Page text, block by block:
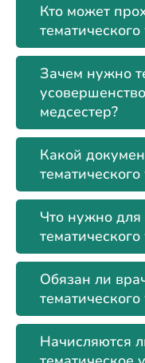
Кто может
Зачем нужно
медсестер?
Какой
Что нужно для
Обязан ли
Начисляются